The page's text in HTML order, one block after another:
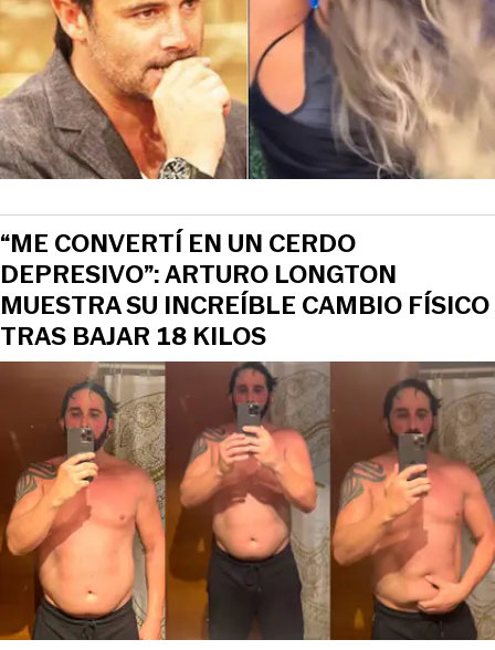
“ME CONVERTÍ EN UN CERDO
DEPRESIVO”: ARTURO LONGTON
MUESTRA SU INCREÍBLE CAMBIO FÍSICO
TRAS BAJAR 18 KILOS